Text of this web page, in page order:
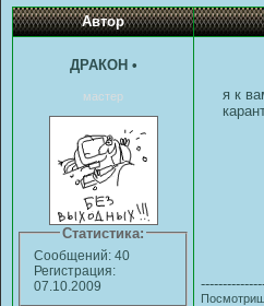
Автор
ДРАКОН •
мастер
Статистика:
Сообщений: 40
Регистрация:
07.10.2009
я к